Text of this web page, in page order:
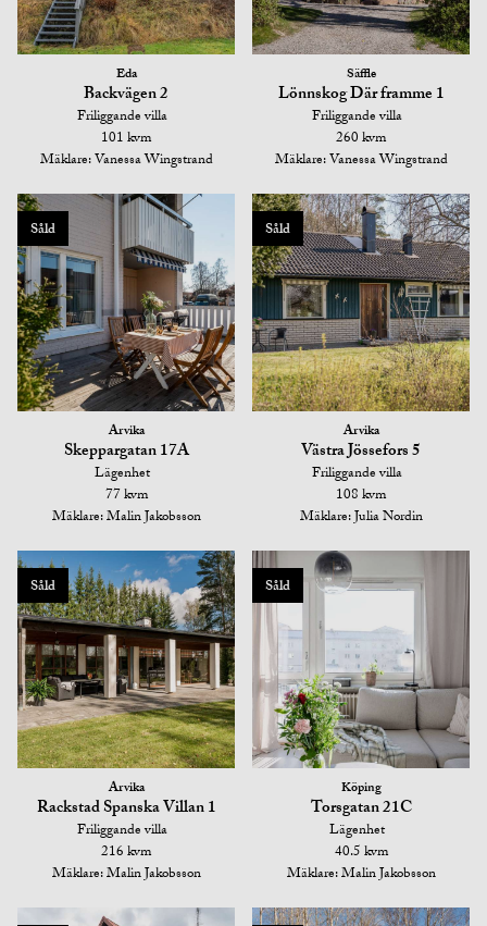
Eda
Backvägen 2
Friliggande villa
101 kvm
Mäklare: Vanessa Wingstrand
Säffle
Lönnskog Där framme 1
Friliggande villa
260 kvm
Mäklare: Vanessa Wingstrand
Såld
Arvika
Skeppargatan 17A
Lägenhet
77 kvm
Mäklare: Malin Jakobsson
Såld
Arvika
Västra Jössefors 5
Friliggande villa
108 kvm
Mäklare: Julia Nordin
Såld
Arvika
Rackstad Spanska Villan 1
Friliggande villa
216 kvm
Mäklare: Malin Jakobsson
Såld
Köping
Torsgatan 21C
Lägenhet
40.5 kvm
Mäklare: Malin Jakobsson